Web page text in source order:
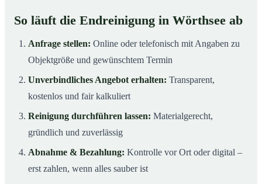
So läuft die Endreinigung in Wörthsee ab
Anfrage stellen: Online oder telefonisch mit Angaben zu
Objektgröße und gewünschtem Termin
Unverbindliches Angebot erhalten: Transparent,
kostenlos und fair kalkuliert
Reinigung durchführen lassen: Materialgerecht,
gründlich und zuverlässig
Abnahme & Bezahlung: Kontrolle vor Ort oder digital –
erst zahlen, wenn alles sauber ist